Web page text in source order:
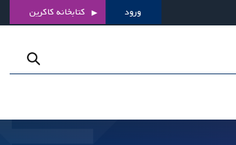
ورود کتابخانه کاکرین